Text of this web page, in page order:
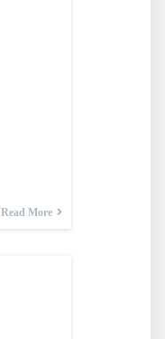
Read More